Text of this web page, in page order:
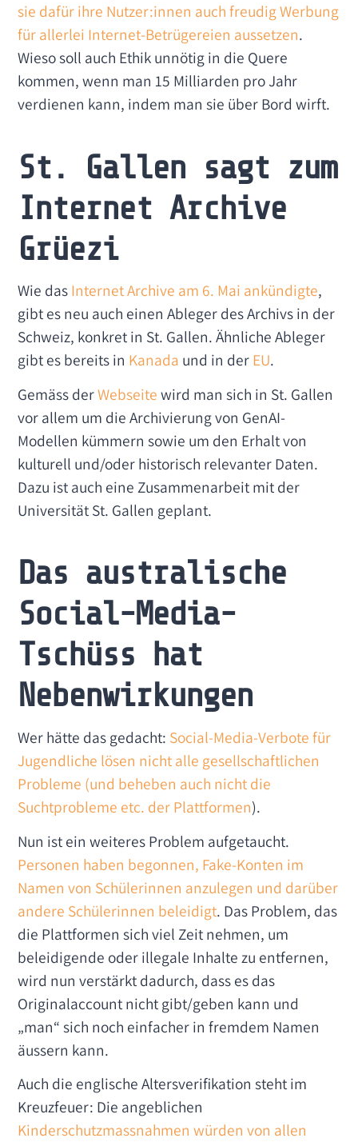
sie dafür ihre Nutzer:innen auch freudig Werbung
für allerlei Internet-Betrügereien aussetzen.
Wieso soll auch Ethik unnötig in die Quere
kommen, wenn man 15 Milliarden pro Jahr
verdienen kann, indem man sie über Bord wirft.
St. Gallen sagt zum
Internet Archive
Grüezi
Wie dasInternet Archive am 6. Mai ankündigte,
gibt es neu auch einen Ableger des Archivs in der
Schweiz, konkret in St. Gallen. Ähnliche Ableger
gibt es bereits in Kanada und in derEU.
Gemäss derWebseitewird man sich in St. Gallen
vor allem um die Archivierung von GenAI-
Modellen kümmern sowie um den Erhalt von
kulturell und/oder historisch relevanter Daten.
Dazu ist auch eine Zusammenarbeit mit der
Universität St. Gallen geplant.
Das australische
Social-Media-
Tschüss hat
Nebenwirkungen
Wer hätte das gedacht: Social-Media-Verbote für
Jugendliche lösen nicht alle gesellschaftlichen
Probleme (und beheben auch nicht die
Suchtprobleme etc. der Plattformen).
Nun ist ein weiteres Problem aufgetaucht.
Personen haben begonnen, Fake-Konten im
Namen von Schülerinnen anzulegen und darüber
andere Schülerinnen beleidigt. Das Problem, das
die Plattformen sich viel Zeit nehmen, um
beleidigende oder illegale Inhalte zu entfernen,
wird nun verstärkt dadurch, dass es das
Originalaccount nicht gibt/geben kann und
„man“ sich noch einfacher in fremdem Namen
äussern kann.
Auch die englische Altersverifikation steht im
Kreuzfeuer: Die angeblichen
Kinderschutzmassnahmen würden von allen